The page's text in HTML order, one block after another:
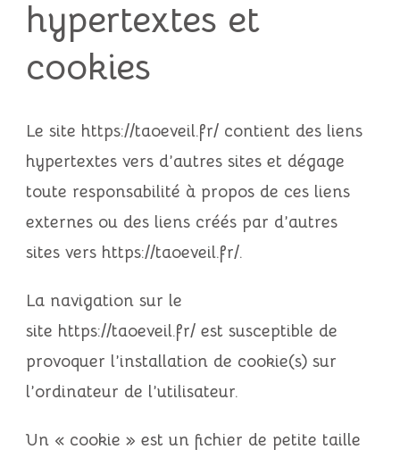
hypertextes et
cookies
Le site https://taoeveil.fr/ contient des liens
hypertextes vers d’autres sites et dégage
toute responsabilité à propos de ces liens
externes ou des liens créés par d’autres
sites vers https://taoeveil.fr/.
La navigation sur le
site https://taoeveil.fr/ est susceptible de
provoquer l’installation de cookie(s) sur
l’ordinateur de l’utilisateur.
Un « cookie » est un fichier de petite taille